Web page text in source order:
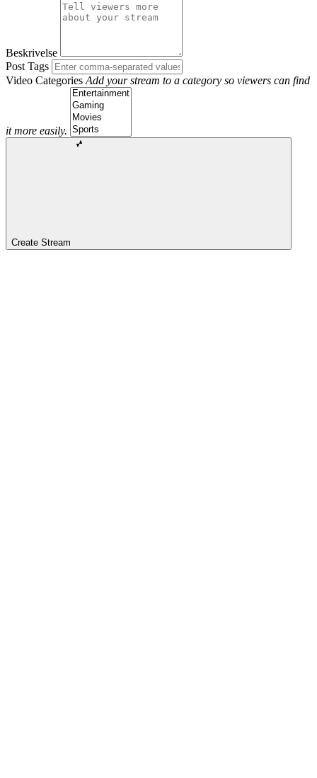
Beskrivelse
Post Tags
Video Categories Add your stream to a category so viewers can find
it more easily.
Create Stream